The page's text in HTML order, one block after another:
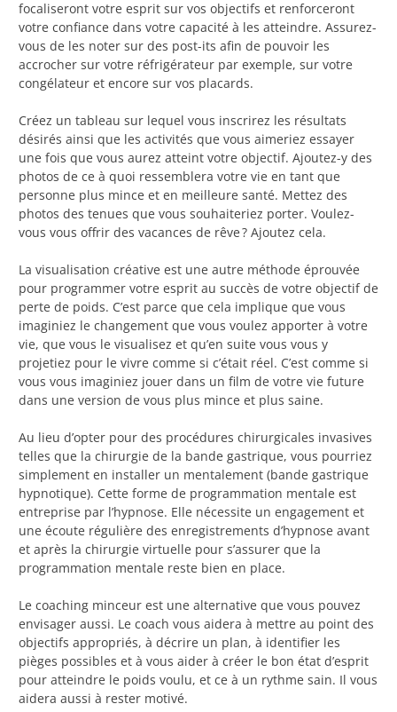
focaliseront votre esprit sur vos objectifs et renforceront
votre confiance dans votre capacité à les atteindre. Assurez-
vous de les noter sur des post-its afin de pouvoir les
accrocher sur votre réfrigérateur par exemple, sur votre
congélateur et encore sur vos placards.
Créez un tableau sur lequel vous inscrirez les résultats
désirés ainsi que les activités que vous aimeriez essayer
une fois que vous aurez atteint votre objectif. Ajoutez-y des
photos de ce à quoi ressemblera votre vie en tant que
personne plus mince et en meilleure santé. Mettez des
photos des tenues que vous souhaiteriez porter. Voulez-
vous vous offrir des vacances de rêve ? Ajoutez cela.
La visualisation créative est une autre méthode éprouvée
pour programmer votre esprit au succès de votre objectif de
perte de poids. C’est parce que cela implique que vous
imaginiez le changement que vous voulez apporter à votre
vie, que vous le visualisez et qu’en suite vous vous y
projetiez pour le vivre comme si c’était réel. C’est comme si
vous vous imaginiez jouer dans un film de votre vie future
dans une version de vous plus mince et plus saine.
Au lieu d’opter pour des procédures chirurgicales invasives
telles que la chirurgie de la bande gastrique, vous pourriez
simplement en installer un mentalement (bande gastrique
hypnotique). Cette forme de programmation mentale est
entreprise par l’hypnose. Elle nécessite un engagement et
une écoute régulière des enregistrements d’hypnose avant
et après la chirurgie virtuelle pour s’assurer que la
programmation mentale reste bien en place.
Le coaching minceur est une alternative que vous pouvez
envisager aussi. Le coach vous aidera à mettre au point des
objectifs appropriés, à décrire un plan, à identifier les
pièges possibles et à vous aider à créer le bon état d’esprit
pour atteindre le poids voulu, et ce à un rythme sain. Il vous
aidera aussi à rester motivé.